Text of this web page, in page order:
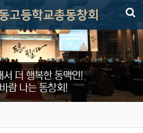
서 더 행복한 동맥인!
람 나는 동창회!